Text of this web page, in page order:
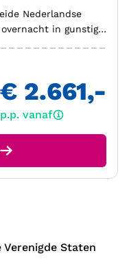
Nederlandse
in gunstig
€ 2.661,-
p.p. vanaf
Staten